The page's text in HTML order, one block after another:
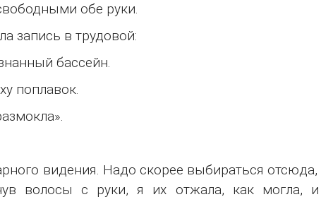
обе руки.
запись в трудовой:
бассейн.
поплавок.
видения. Надо скорее выбираться отсюда,
волосы с руки, я их отжала, как могла, и